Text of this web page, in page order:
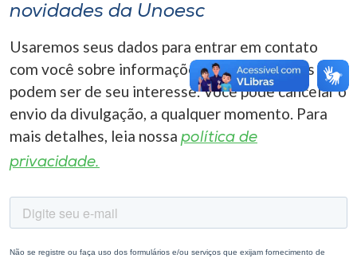
novidades da Unoesc
Usaremos seus dados para entrar em contato
com você sobre informações correlacionadas que
podem ser de seu interesse. Você pode cancelar o
envio da divulgação, a qualquer momento. Para
mais detalhes, leia nossa política de
privacidade.